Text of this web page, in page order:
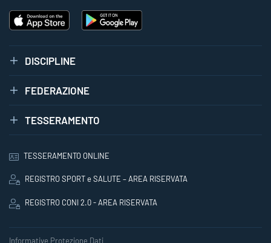
DISCIPLINE
FEDERAZIONE
TESSERAMENTO
TESSERAMENTO ONLINE
REGISTRO SPORT e SALUTE – AREA RISERVATA
REGISTRO CONI 2.0 - AREA RISERVATA
Informative Protezione Dati